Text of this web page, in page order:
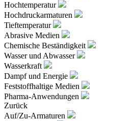
Hochtemperatur
Hochdruckarmaturen
Tieftemperatur
Abrasive Medien
Chemische Beständigkeit
Wasser und Abwasser
Wasserkraft
Dampf und Energie
Feststoffhaltige Medien
Pharma-Anwendungen
Zurück
Auf/Zu-Armaturen